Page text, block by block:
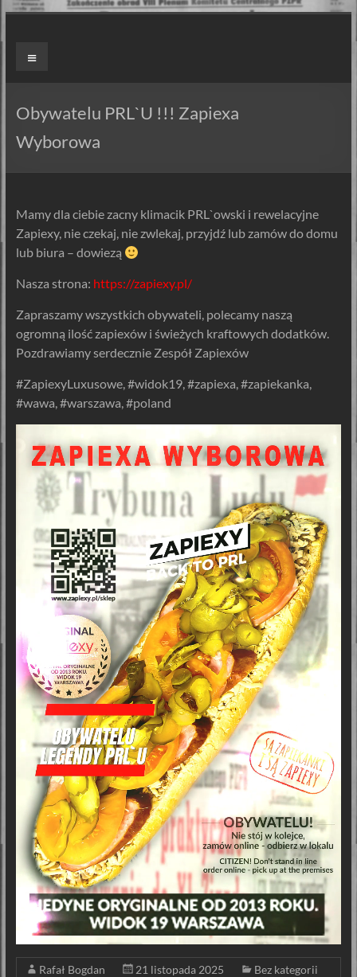
Skip
ZAPIEXY
–
SMAK
PRL`U
ORYGINALNE!
Są
Zapiekanki
i
Zapiexy.
Menu
Obywatelu PRL`U !!! Zapiexa
Wyborowa
Mamy dla ciebie zacny klimacik PRL`owski i rewelacyjne
Zapiexy, nie czekaj, nie zwlekaj, przyjdź lub zamów do domu
lub biura – dowiezą
Nasza strona: https://zapiexy.pl/
Zapraszamy wszystkich obywateli, polecamy naszą
ogromną ilość zapiexów i świeżych kraftowych dodatków.
Pozdrawiamy serdecznie Zespół Zapiexów
#ZapiexyLuxusowe, #widok19, #zapiexa, #zapiekanka,
#wawa, #warszawa, #poland
Rafał Bogdan 21 listopada 2025 Bez kategorii